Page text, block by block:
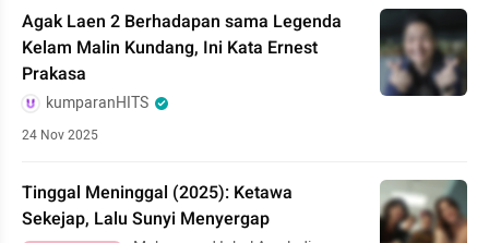
Agak Laen 2 Berhadapan sama Legenda
Kelam Malin Kundang, Ini Kata Ernest
Prakasa
kumparanHITS
24 Nov 2025
Tinggal Meninggal (2025): Ketawa
Sekejap, Lalu Sunyi Menyergap